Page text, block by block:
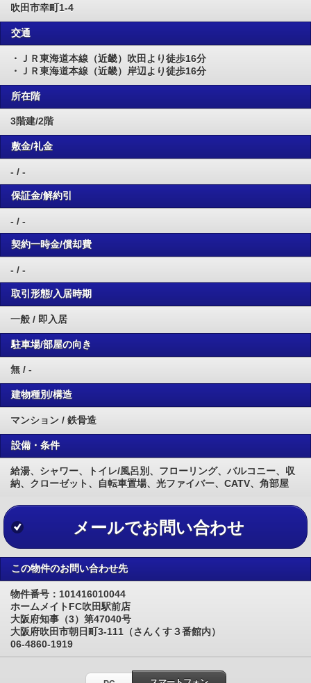
吹田市幸町1-4
交通
・ＪＲ東海道本線（近畿）吹田より徒歩16分
・ＪＲ東海道本線（近畿）岸辺より徒歩16分
所在階
3階建/2階
敷金/礼金
- / -
保証金/解約引
- / -
契約一時金/償却費
- / -
取引形態/入居時期
一般 / 即入居
駐車場/部屋の向き
無 / -
建物種別/構造
マンション / 鉄骨造
設備・条件
給湯、シャワー、トイレ/風呂別、フローリング、バルコニー、収
納、クローゼット、自転車置場、光ファイバー、CATV、角部屋
メールでお問い合わせ
この物件のお問い合わせ先
物件番号：101416010044
ホームメイトFC吹田駅前店
大阪府知事（3）第47040号
大阪府吹田市朝日町3-111（さんくす３番館内）
06-4860-1919